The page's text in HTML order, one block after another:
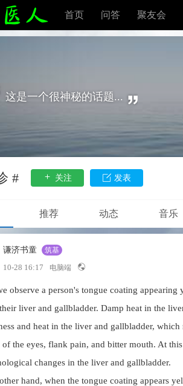
首页 问答 聚友会
这是一个很神秘的话题...
# 关注 发表
推荐 动态 音乐
谦济书童 筑基
10-28 16:17 电脑端
observe a person's tongue coating
liver and gallbladder. Damp heat in the
and heat in the liver and gallbladder,
of the eyes, flank pain, and bitter mouth. At
changes in the liver and gallbladder.
hand, when the tongue coating appears